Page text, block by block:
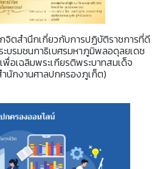
ตสำนึกเกี่ยวกับการปฏิบัติราชการที่ดี
บรมชนกาธิเบศรมหาภูมิพลอดุลยเดช
อเฉลิมพระเกียรติพระบาทสมเด็จ
ำนักงานศาลปกครองภูเก็ต)